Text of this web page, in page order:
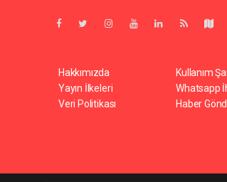
Hakkımızda
Yayın İlkeleri
Veri Politikası
Kullanım
Whatsapp
Haber